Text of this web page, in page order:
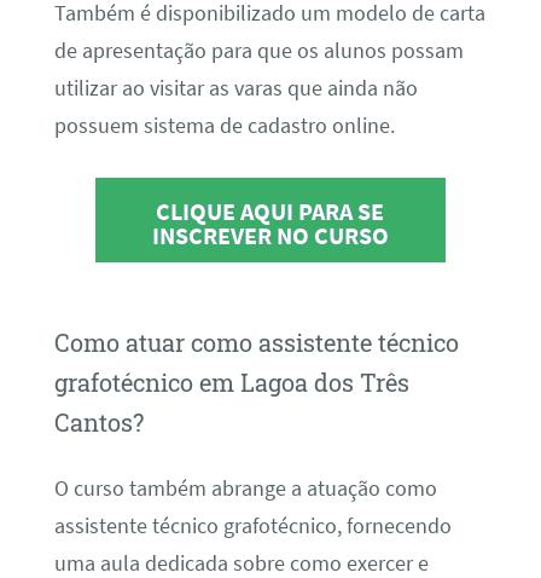
Também é disponibilizado um modelo de carta
de apresentação para que os alunos possam
utilizar ao visitar as varas que ainda não
possuem sistema de cadastro online.
CLIQUE AQUI PARA SE
INSCREVER NO CURSO
Como atuar como assistente técnico
grafotécnico em Lagoa dos Três
Cantos?
O curso também abrange a atuação como
assistente técnico grafotécnico, fornecendo
uma aula dedicada sobre como exercer e